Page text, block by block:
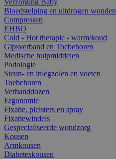
Bloedstelping en uitdrogen wonden
Compressen
EHBO
Cold - Hot therapie - warm/koud
Gipsverband en Toebehoren
Medische hulpmiddelen
Podologie
Steun- en inlegzolen en voeten
Toebehoren
Verbanddozen
Ergonomie
Fixatie, pleisters en spray
Fixatiewindels
Gespecialiseerde wondzorg
Kousen
Armkousen
Diabeteskousen